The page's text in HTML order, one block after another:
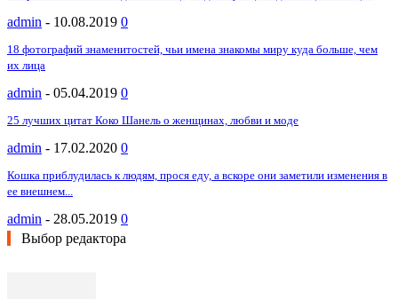
admin - 10.08.2019 0
18 фотографий знаменитостей, чьи имена знакомы миру куда больше, чем
их лица
admin - 05.04.2019 0
25 лучших цитат Коко Шанель о женщинах, любви и моде
admin - 17.02.2020 0
Кошка приблудилась к людям, прося еду, а вскоре они заметили изменения в
ее внешнем...
admin - 28.05.2019 0
Выбор редактора